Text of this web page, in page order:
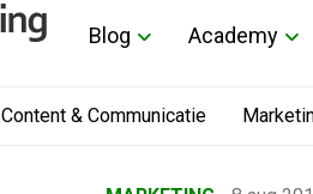
Blog Academy
Content & Communicatie